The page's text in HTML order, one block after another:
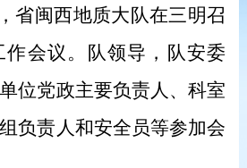
省闽西地质大队在三明召
作会议。队领导，队安委
位党政主要负责人、科室
负责人和安全员等参加会